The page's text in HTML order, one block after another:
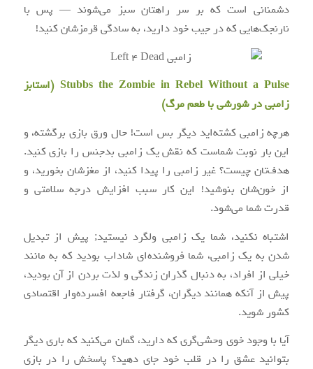
دشمنانی است که بر سر راهتان سبز می‌شوند — پس با
نارنجک‌هایی که در جیب خود دارید، به سادگی قرمزشان کنید!
Stubbs the Zombie in Rebel Without a Pulse (استابز
زامبی در شورشی با طعم مرگ)
هرچه زامبی کشته‌اید دیگر بس است! حال ورق بازی برگشته، و
این بار نوبت شماست که نقش یک زامبی بدجنس را بازی کنید.
هدف‌تان چیست؟ غیر زامبی را پیدا کنید، از مغزشان بخورید، و
از خون‌شان بنوشید! این کار سبب افزایش درجه سلامتی و
قدرت شما می‌شود.
اشتباه نکنید، شما یک زامبی ولگرد نیستید; پیش از تبدیل
شدن به یک زامبی، شما فروشنده‌ای شاداب بودید که به مانند
خیلی از افراد، به دنبال گذران زندگی و لذت بردن از آن بودید،
پیش از آنکه همانند دیگران، گرفتار فاجعه افسرده‌وار اقتصادی
کشور شوید.
آیا با وجود خوی وحشی‌گری که دارید، گمان می‌کنید که باری دیگر
بتوانید عشق را در قلب خود جای دهید؟ پاسخش را در بازی